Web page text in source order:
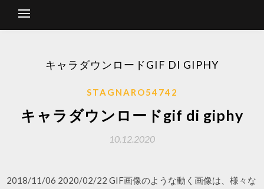
キャラダウンロードGIF DI GIPHY
STAGNARO54742
キャラダウンロードgif di giphy
10.12.2020
2018/11/06 2020/02/22 GIF画像のような動く画像は、様々な